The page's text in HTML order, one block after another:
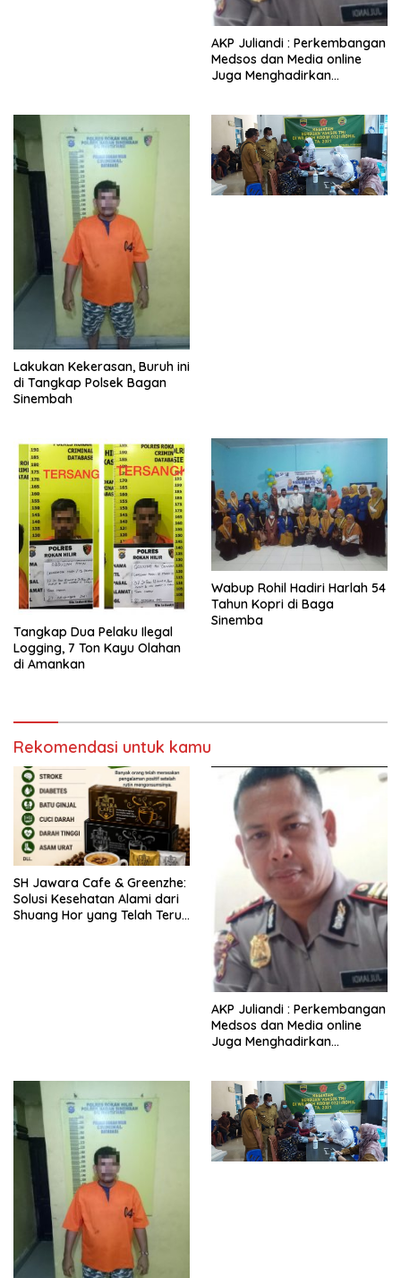
AKP Juliandi : Perkembangan
Medsos dan Media online
Juga Menghadirkan
Lakukan Kekerasan, Buruh ini
di Tangkap Polsek Bagan
Sinembah
Tangkap Dua Pelaku Ilegal
Logging, 7 Ton Kayu Olahan
di Amankan
Wabup Rohil Hadiri Harlah 54
Tahun Kopri di Baga
Sinemba
Rekomendasi untuk kamu
SH Jawara Cafe & Greenzhe:
Solusi Kesehatan Alami dari
Shuang Hor yang Telah Teruji
AKP Juliandi : Perkembangan
Medsos dan Media online
Juga Menghadirkan